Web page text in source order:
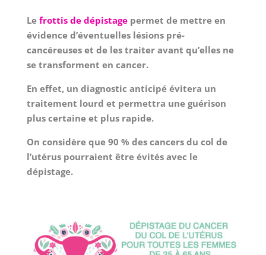
Le frottis de dépistage permet de mettre en
évidence d’éventuelles lésions pré-
cancéreuses et de les traiter avant qu’elles ne
se transforment en cancer.
En effet, un diagnostic anticipé évitera un
traitement lourd et permettra une guérison
plus certaine et plus rapide.
On considère que 90 % des cancers du col de
l’utérus pourraient être évités avec le
dépistage.